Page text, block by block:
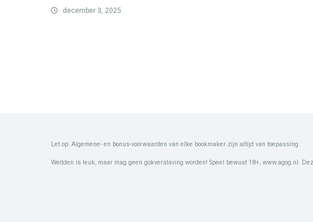
december 3, 2025
Let op: Algemene- en bonus-voorwaarden van elke bookmaker zijn altijd van toepassing.
Wedden is leuk, maar mag geen gokverslaving worden! Speel bewust 18+, www.agog.nl.